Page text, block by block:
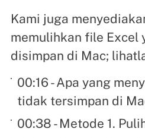
Kami juga
memulihkan file Excel
disimpan di Mac;
00:16 - Apa yang
tidak tersimpan di
00:38 - Metode 1.